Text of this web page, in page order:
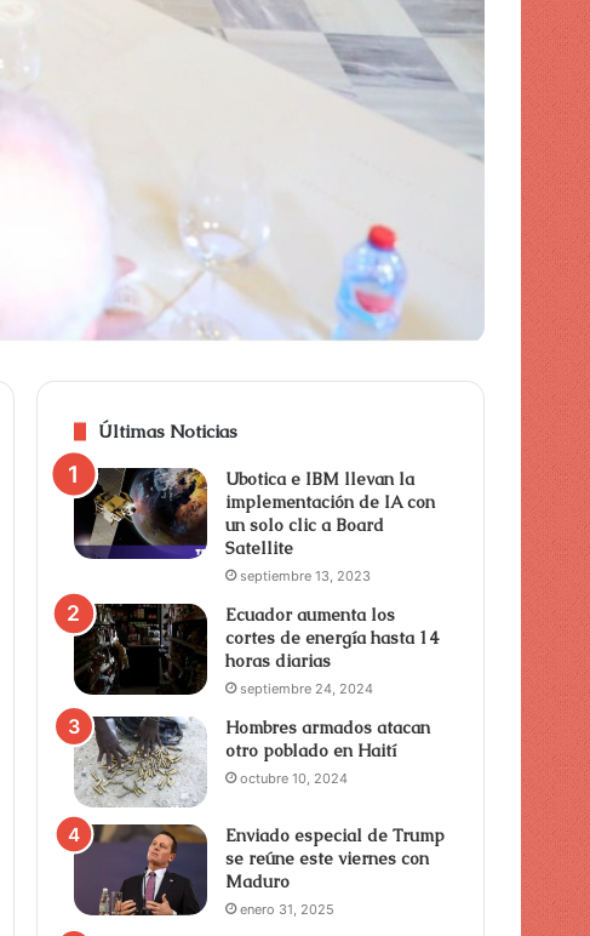
Últimas Noticias
Ubotica e IBM llevan la
implementación de IA con
un solo clic a Board
Satellite
septiembre 13, 2023
Ecuador aumenta los
cortes de energía hasta 14
horas diarias
septiembre 24, 2024
Hombres armados atacan
otro poblado en Haití
octubre 10, 2024
Enviado especial de Trump
se reúne este viernes con
Maduro
enero 31, 2025